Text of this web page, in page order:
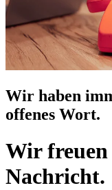
Wir haben
offenes Wort.
Wir
Nachricht.